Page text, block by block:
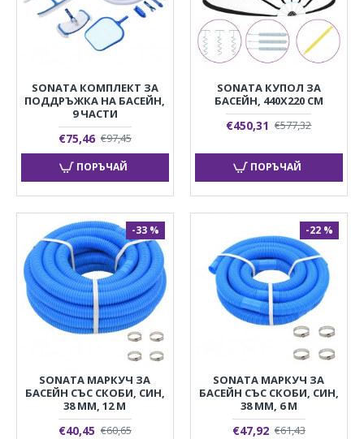
SONATA КОМПЛЕКТ ЗА
ПОДДРЪЖКА НА БАСЕЙН,
9 ЧАСТИ
€75,46 €97,45
ПОРЪЧАЙ
SONATA КУПОЛ ЗА
БАСЕЙН, 440X220 СМ
€450,31 €577,32
ПОРЪЧАЙ
-33 %
SONATA МАРКУЧ ЗА
БАСЕЙН СЪС СКОБИ, СИН,
38 ММ, 12 М
€40,45 €60,65
-22 %
SONATA МАРКУЧ ЗА
БАСЕЙН СЪС СКОБИ, СИН,
38 ММ, 6 М
€47,92 €61,43